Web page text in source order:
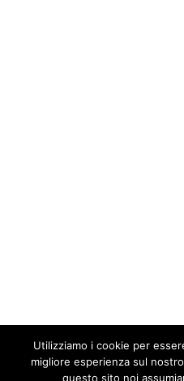
Utilizziamo i cookie per
migliore esperienza sul
questo sito noi